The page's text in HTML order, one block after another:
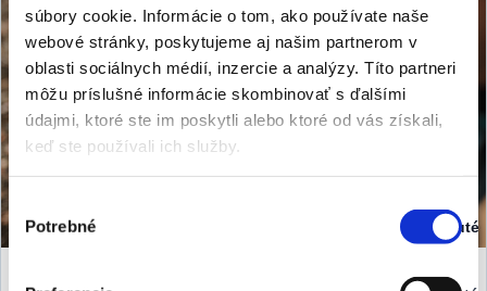
súbory cookie. Informácie o tom, ako používate naše
webové stránky, poskytujeme aj našim partnerom v
oblasti sociálnych médií, inzercie a analýzy. Títo partneri
môžu príslušné informácie skombinovať s ďalšími
údajmi, ktoré ste im poskytli alebo ktoré od vás získali,
keď ste používali ich služby.
súhlasu
Potrebné Zapnuté
Stav:
Buďte s nami v kontakte aj na sociálnych sieťach